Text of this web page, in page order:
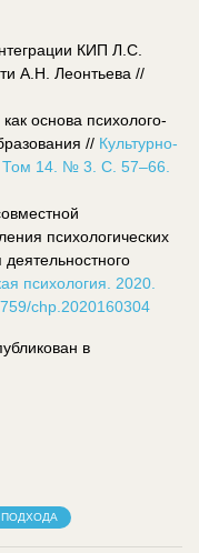
КИП Л.С.
А.Н. Леонтьева //
основа психолого-
// Культурно-
Том 14. № 3. С. 57–66.
психологических
психология. 2020.
chp.2020160304
в
ПОДХОДА